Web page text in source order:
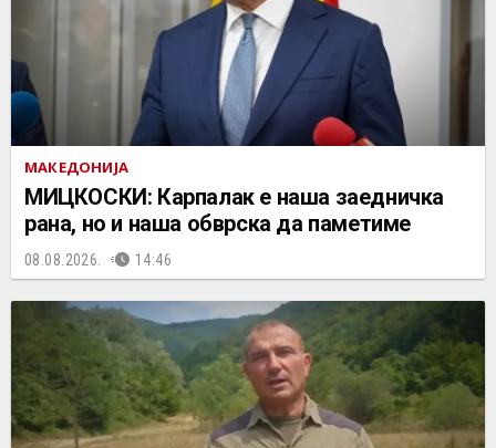
МАКЕДОНИЈА
МИЦКОСКИ: Карпалак е наша заедничка
рана, но и наша обврска да паметиме
08.08.2026. 14:46